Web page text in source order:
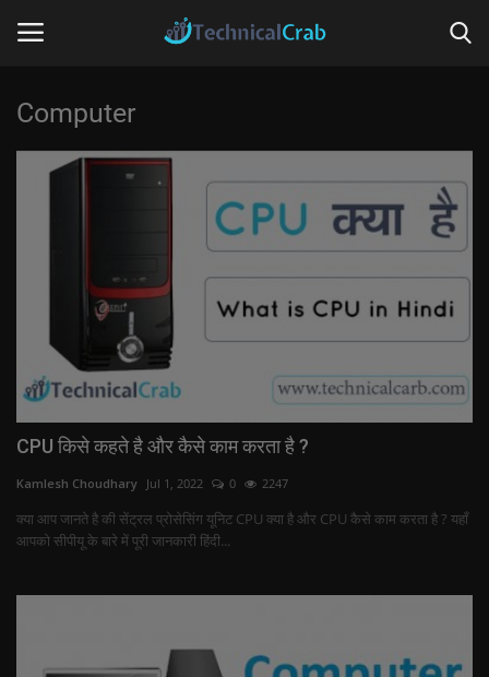
Home
Tips & Tricks
Social Media
Questions
Computer
CPU किसे कहते है और कैसे काम करता है ?
Kamlesh Choudhary Jul 1, 2022 0 2247
क्या आप जानते है की सेंट्रल प्रोसेसिंग यूनिट CPU क्या है और CPU कैसे काम करता है ? यहाँ
आपको सीपीयू के बारे में पूरी जानकारी हिंदी...